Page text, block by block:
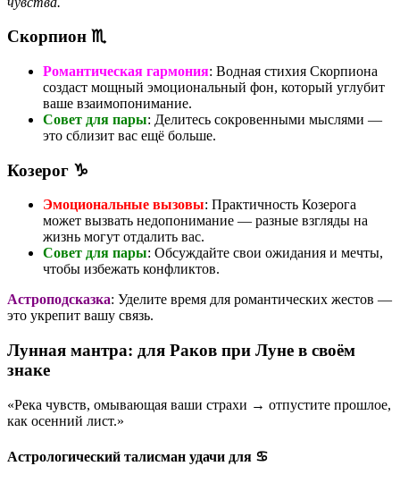
Скорпион ♏
Романтическая гармония: Водная стихия Скорпиона
создаст мощный эмоциональный фон, который углубит
ваше взаимопонимание.
Совет для пары: Делитесь сокровенными мыслями —
это сблизит вас ещё больше.
Козерог ♑
Эмоциональные вызовы: Практичность Козерога
может вызвать недопонимание — разные взгляды на
жизнь могут отдалить вас.
Совет для пары: Обсуждайте свои ожидания и мечты,
чтобы избежать конфликтов.
Астроподсказка: Уделите время для романтических жестов —
это укрепит вашу связь.
Лунная мантра: для Раков при Луне в своём
знаке
«Река чувств, омывающая ваши страхи → отпустите прошлое,
как осенний лист.»
Астрологический талисман удачи для ♋